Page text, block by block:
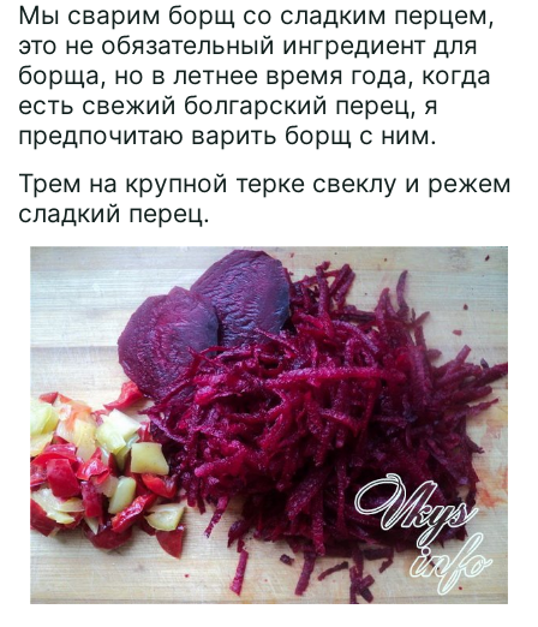
Мы сварим борщ со сладким перцем,
это не обязательный ингредиент для
борща, но в летнее время года, когда
есть свежий болгарский перец, я
предпочитаю варить борщ с ним.
Трем на крупной терке свеклу и режем
сладкий перец.